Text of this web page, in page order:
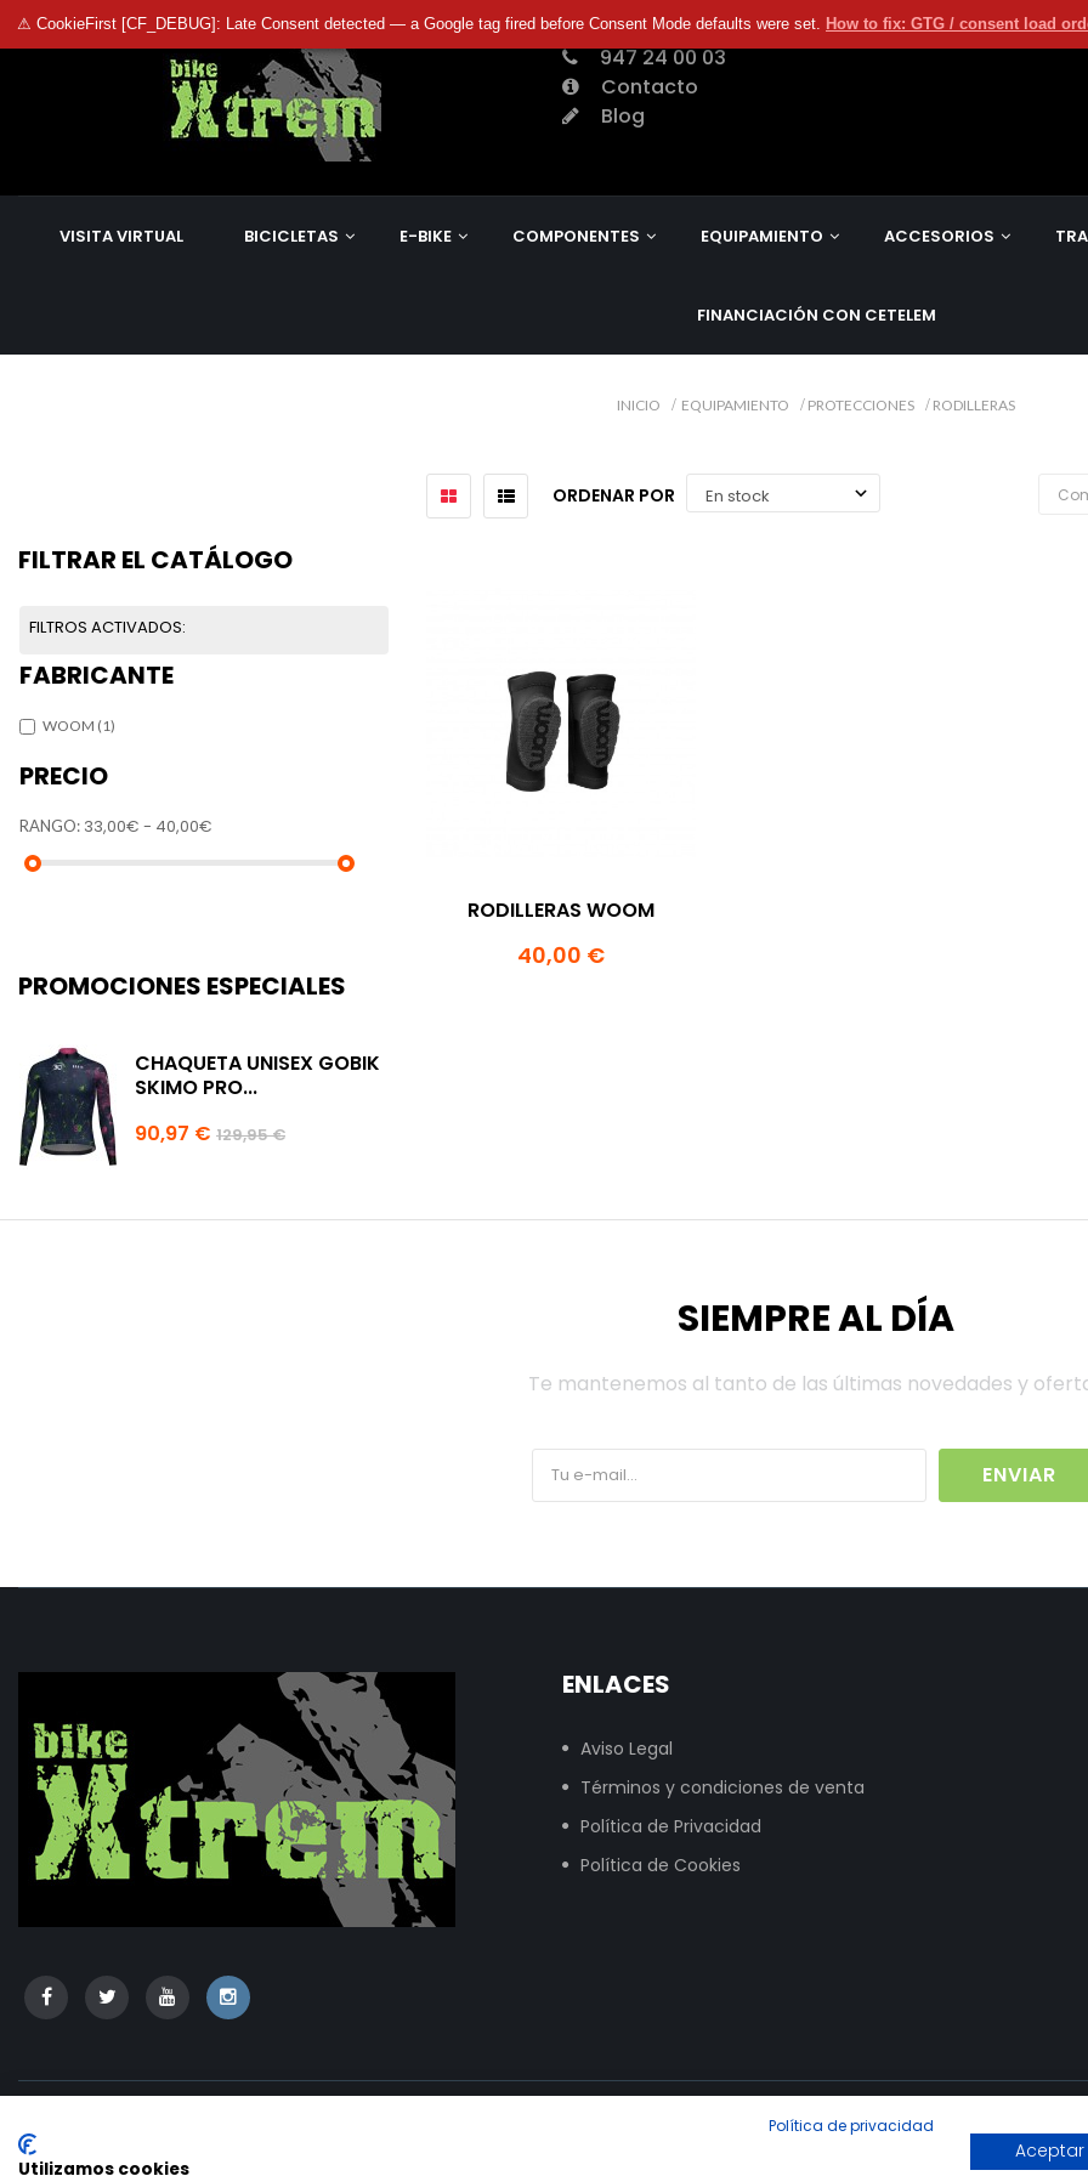
⚠ CookieFirst [CF_DEBUG]: Late Consent detected — a Google tag fired before Consent Mode defaults were set. How to fix: GTG / consent load
947 24 00 03
Contacto
Blog
VISITA VIRTUAL BICICLETAS E-BIKE COMPONENTES EQUIPAMIENTO ACCESORIOS
FINANCIACIÓN CON CETELEM
INICIO EQUIPAMIENTO PROTECCIONES RODILLERAS
FILTRAR EL CATÁLOGO
FILTROS ACTIVADOS:
FABRICANTE
WOOM (1)
PRECIO
RANGO: 33,00€ - 40,00€
PROMOCIONES ESPECIALES
CHAQUETA UNISEX GOBIK
SKIMO PRO...
90,97 € 129,95 €
ORDENAR POR
RODILLERAS WOOM
40,00 €
SIEMPRE AL DÍA
Te mantenemos al tanto de las últimas novedades y
ENVIAR
ENLACES
Aviso Legal
Términos y condiciones de venta
Política de Privacidad
Política de Cookies
Copyright © 2020 - Bikextrem | Desarrollo:
Política de privacidad
Utilizamos cookies